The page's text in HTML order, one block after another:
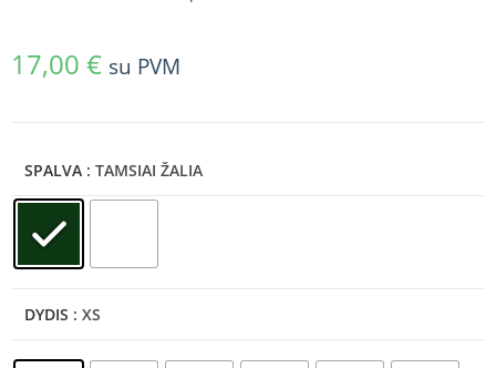
17,00 € su PVM
SPALVA : TAMSIAI ŽALIA
DYDIS : XS